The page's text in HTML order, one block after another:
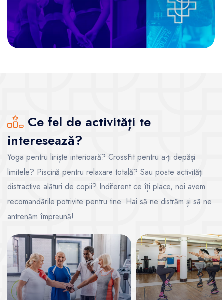
Ce fel de activități te
interesează?
Yoga pentru liniște interioară? CrossFit pentru a-ți depăși
limitele? Piscină pentru relaxare totală? Sau poate activități
distractive alături de copii? Indiferent ce îți place, noi avem
recomandările potrivite pentru tine. Hai să ne distrăm și să ne
antrenăm împreună!